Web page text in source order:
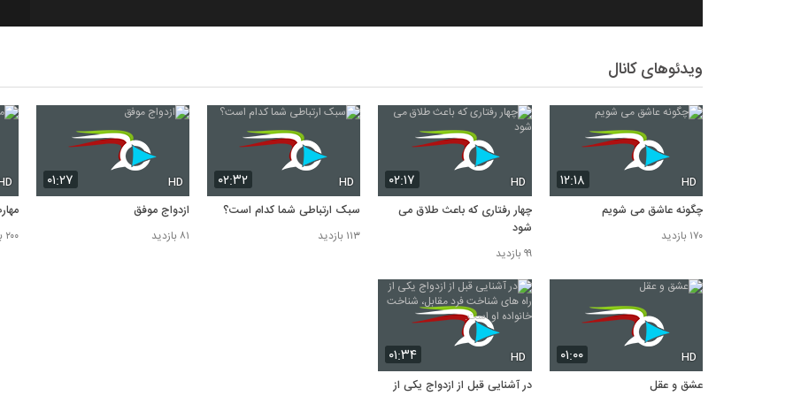
ویدئوهای کانال
۱۲:۱۸ HD
چگونه عاشق می شویم
۱۷۰ بازدید
۰۲:۱۷ HD
چهار رفتاری که باعث طلاق می
شود
۹۹ بازدید
۰۲:۳۲ HD
سبک ارتباطی شما کدام است؟
۱۱۳ بازدید
۰۱:۲۷ HD
ازدواج موفق
۸۱ بازدید ۲۰۰ بازدید
۰۱:۰۰ HD
عشق و عقل
۰۱:۳۴ HD
در آشنایی قبل از ازدواج یکی از